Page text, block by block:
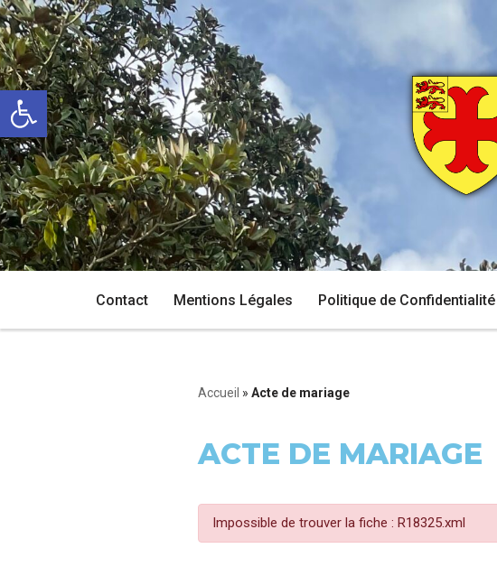
Ouvrir la barre d’outils
Aller
au
contenu
Contact Mentions Légales Politique de Confidentialité
Accueil » Acte de mariage
ACTE DE MARIAGE
Impossible de trouver la fiche : R18325.xml